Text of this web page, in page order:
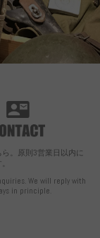
。原則3営業日以内に
We will reply with
in principle.